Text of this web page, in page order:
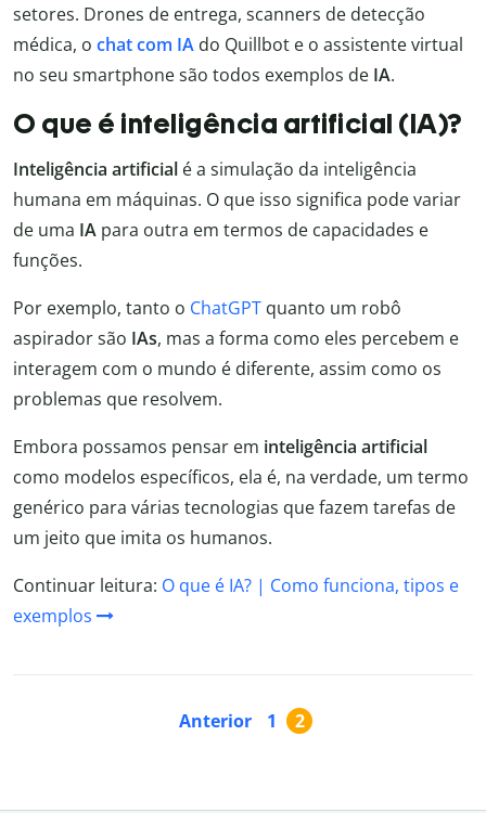
setores. Drones de entrega, scanners de detecção
médica, o chat com IA do Quillbot e o assistente virtual
no seu smartphone são todos exemplos de IA.
O que é inteligência artificial (IA)?
Inteligência artificial é a simulação da inteligência
humana em máquinas. O que isso significa pode variar
de uma IA para outra em termos de capacidades e
funções.
Por exemplo, tanto o ChatGPT quanto um robô
aspirador são IAs, mas a forma como eles percebem e
interagem com o mundo é diferente, assim como os
problemas que resolvem.
Embora possamos pensar em inteligência artificial
como modelos específicos, ela é, na verdade, um termo
genérico para várias tecnologias que fazem tarefas de
um jeito que imita os humanos.
Continuar leitura: O que é IA? | Como funciona, tipos e
exemplos
Anterior 1 2